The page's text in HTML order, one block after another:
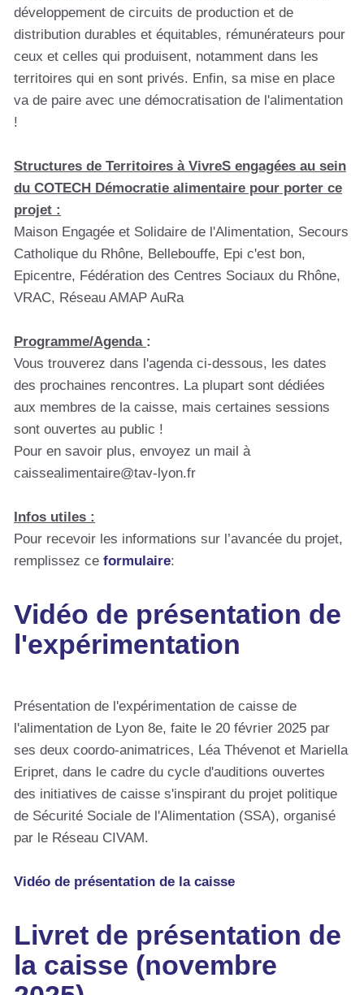
développement de circuits de production et de
distribution durables et équitables, rémunérateurs pour
ceux et celles qui produisent, notamment dans les
territoires qui en sont privés. Enfin, sa mise en place
va de paire avec une démocratisation de l'alimentation
!
Structures de Territoires à VivreS engagées au sein
du COTECH Démocratie alimentaire pour porter ce
projet :
Maison Engagée et Solidaire de l'Alimentation, Secours
Catholique du Rhône, Bellebouffe, Epi c'est bon,
Epicentre, Fédération des Centres Sociaux du Rhône,
VRAC, Réseau AMAP AuRa
Programme/Agenda :
Vous trouverez dans l'agenda ci-dessous, les dates
des prochaines rencontres. La plupart sont dédiées
aux membres de la caisse, mais certaines sessions
sont ouvertes au public !
Pour en savoir plus, envoyez un mail à
caissealimentaire@tav-lyon.fr
Infos utiles :
Pour recevoir les informations sur l’avancée du projet,
remplissez ce formulaire:
Vidéo de présentation de
l'expérimentation
Présentation de l'expérimentation de caisse de
l'alimentation de Lyon 8e, faite le 20 février 2025 par
ses deux coordo-animatrices, Léa Thévenot et Mariella
Eripret, dans le cadre du cycle d'auditions ouvertes
des initiatives de caisse s'inspirant du projet politique
de Sécurité Sociale de l'Alimentation (SSA), organisé
par le Réseau CIVAM.
Vidéo de présentation de la caisse
Livret de présentation de
la caisse (novembre